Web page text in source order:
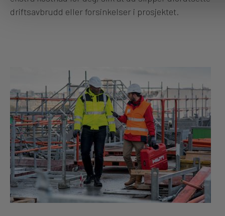
driftsavbrudd eller forsinkelser i prosjektet.